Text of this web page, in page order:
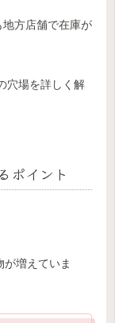
方店舗で在庫が
穴場を詳しく解
ポイント
増えていま